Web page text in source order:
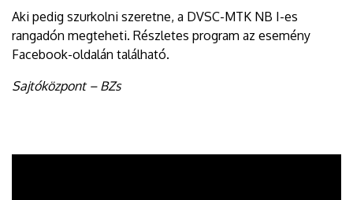
Aki pedig szurkolni szeretne, a DVSC-MTK NB I-es
rangadón megteheti. Részletes program az esemény
Facebook-oldalán található.
Sajtóközpont – BZs